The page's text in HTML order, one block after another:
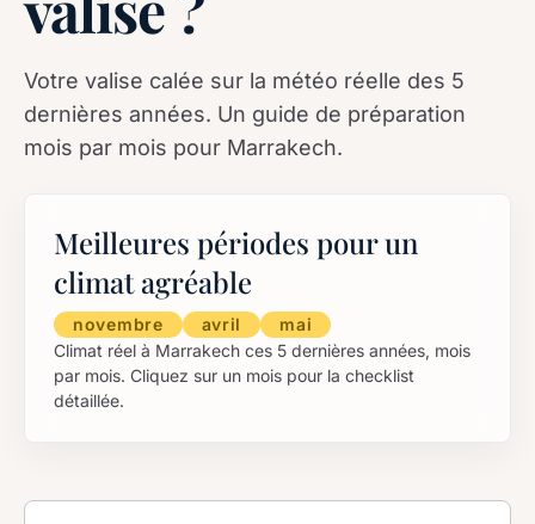
Votre valise calée sur la météo réelle des 5
dernières années. Un guide de préparation
mois par mois pour Marrakech.
Meilleures périodes pour un
climat agréable
novembre avril
mai
Climat réel à Marrakech ces 5 dernières années, mois
par mois. Cliquez sur un mois pour la checklist
détaillée.